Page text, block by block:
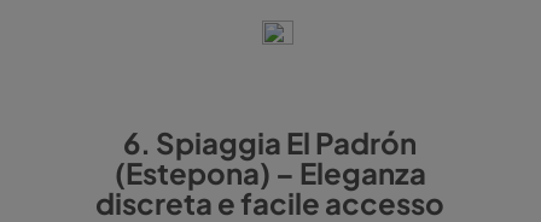
6. Spiaggia El Padrón
(Estepona) – Eleganza
discreta e facile accesso